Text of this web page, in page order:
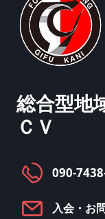
総合型地
ＣＶ
090-
入会・お